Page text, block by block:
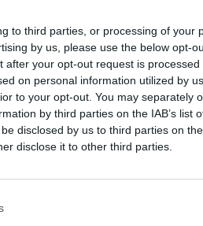
to third parties, or processing of your
by us, please use the below opt-
after your opt-out request is processed
on personal information utilized by
to your opt-out. You may separately
by third parties on the IAB’s list
disclosed by us to third parties on the
disclose it to other third parties.